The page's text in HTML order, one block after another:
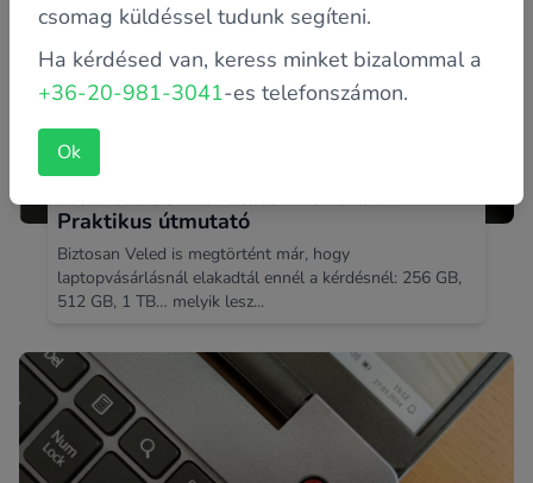
Mekkora SSD-t válassz 2026-ban?
Praktikus útmutató
Biztosan Veled is megtörtént már, hogy
laptopvásárlásnál elakadtál ennél a kérdésnél: 256 GB,
512 GB, 1 TB… melyik lesz...
csomag küldéssel tudunk segíteni.
Ha kérdésed van, keress minket bizalommal a
+36-20-981-3041-es telefonszámon.
Ok